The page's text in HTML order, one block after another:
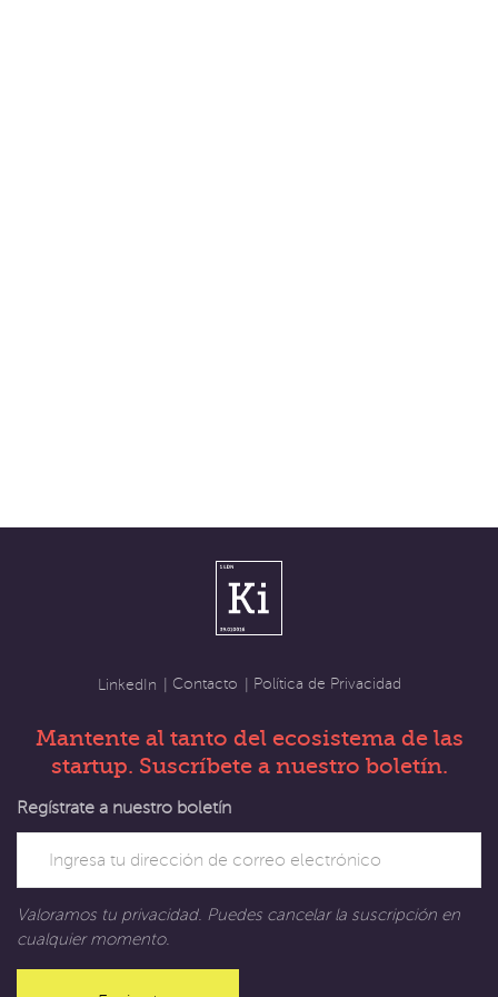
LinkedIn Contacto Política de Privacidad
Mantente al tanto del ecosistema de las
startup. Suscríbete a nuestro boletín.
Regístrate a nuestro boletín
Valoramos tu privacidad. Puedes cancelar la suscripción en
cualquier momento.